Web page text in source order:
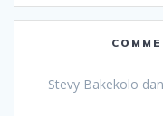
Stevy Bakekolo